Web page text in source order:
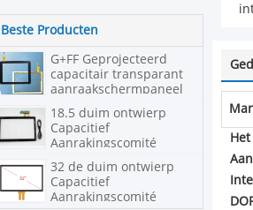
Beste Producten
G+FF Geprojecteerd
capacitair transparant
aanraakschermpaneel
18.5 duim ontwierp
Capacitief
Aanrakingscomité
32 de duim ontwierp
Capacitief
Aanrakingscomité